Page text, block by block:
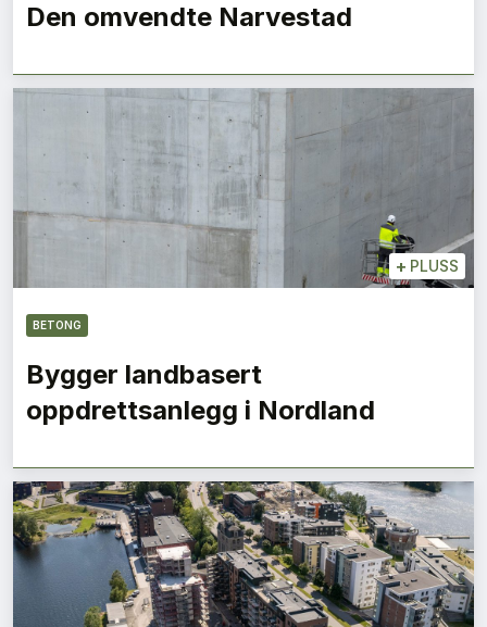
Den omvendte Narvestad
+ PLUSS
BETONG
Bygger landbasert
oppdrettsanlegg i Nordland